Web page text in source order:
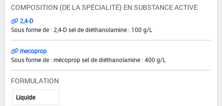
COMPOSITION (DE LA SPÉCIALITÉ) EN SUBSTANCE ACTIVE
2,4-D
Sous forme de : 2,4-D sel de diéthanolamine : 100 g/L
mecoprop
Sous forme de : mécoprop sel de diéthanolamine : 400 g/L
FORMULATION
Liquide